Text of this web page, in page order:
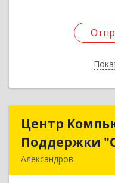
Центр
Поддержки
Александров